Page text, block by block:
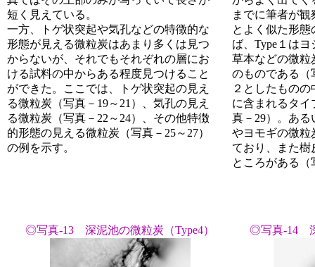
短く見えている。
一方、トゲ状突起や気孔などの特徴的な
形態が見える微粒炭はあまり多くは見つ
からないが、それでもそれぞれの層にお
ける試料の中からある程度見つけること
ができた。ここでは、トゲ状突起の見え
る微粒炭（写真－19～21）、気孔の見え
る微粒炭（写真－22～24）、その他特徴
的形態の見える微粒炭（写真－25～27）
の例を示す。
までに筆者が
とよく似た形
ば、Type１は
草本などの微粒
のものである（
２としたもの
に含まれるタイ
真－29）。ある
やヨモギの微粒
ており、また樹
ところがある（
◎写真-13 深泥池の微粒炭（Type4） ◎写真-14